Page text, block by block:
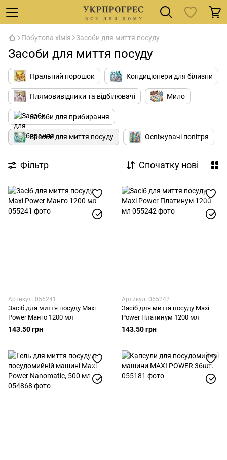
Побутова хімія Засоби для миття посуду
Засоби для миття посуду
Пральний порошок Кондиціонери для білизни
Плямовивідники та відбілювачі Мило
Засоби для прибирання
Засоби для миття посуду Освіжувачі повітря
Фільтр Спочатку нові
Артикул: 055241
Засіб для миття посуду Maxi
Power Манго 1200 мл
143.50 грн
Артикул: 055242
Засіб для миття посуду Maxi
Power Платинум 1200 мл
143.50 грн